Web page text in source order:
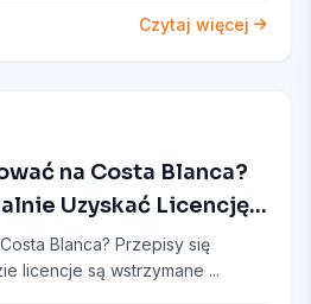
Czytaj więcej
na Costa Blanca?
Uzyskać Licencję
Blanca? Przepisy się
licencje są wstrzymane ...